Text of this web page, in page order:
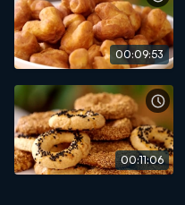
00:09:53
00:11:06